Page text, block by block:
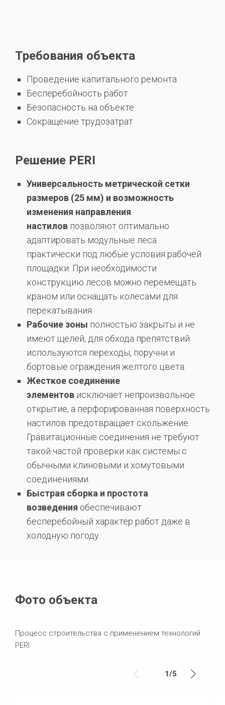
Требования объекта
Проведение капитального ремонта
Бесперебойность работ
Безопасность на объекте
Сокращение трудозатрат
Решение PERI
Универсальность метрической сетки
размеров (25 мм) и возможность
изменения направления
настиловпозволяют оптимально
адаптировать модульные леса
практически под любые условия рабочей
площадки. При необходимости
конструкцию лесов можно перемещать
краном или оснащать колесами для
перекатывания.
Рабочие зоны полностью закрыты и не
имеют щелей, для обхода препятствий
используются переходы, поручни и
бортовые ограждения желтого цвета.
Жесткое соединение
элементовисключает непроизвольное
открытие, а перфорированная поверхность
настилов предотвращает скольжение.
Гравитационные соединения не требуют
такой частой проверки как системы с
обычными клиновыми и хомутовыми
соединениями.
Быстрая сборка и простота
возведения обеспечивают
бесперебойный характер работ даже в
холодную погоду.
Фото объекта
Процесс строительства c применением технологий
PERI
1/5